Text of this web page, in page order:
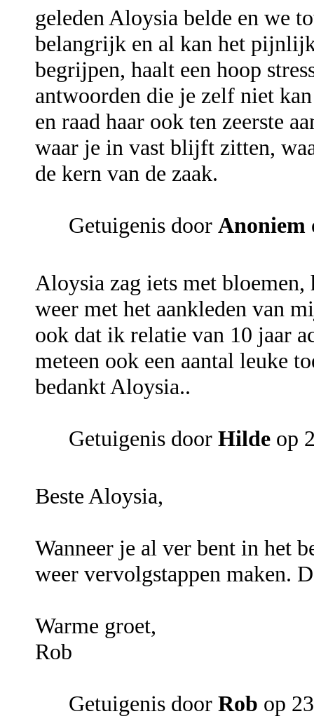
geleden Aloysia belde en we
belangrijk en al kan het
begrijpen, haalt een hoop
antwoorden die je zelf niet
en raad haar ook ten zeerste
waar je in vast blijft zitten,
de kern van de zaak.
Getuigenis door Anoniem
Aloysia zag iets met
weer met het aankleden van
ook dat ik relatie van 10 jaar
meteen ook een aantal leuke
bedankt Aloysia..
Getuigenis door Hilde op
Beste Aloysia,
Wanneer je al ver bent in het
weer vervolgstappen maken.
Warme groet,
Rob
Getuigenis door Rob op